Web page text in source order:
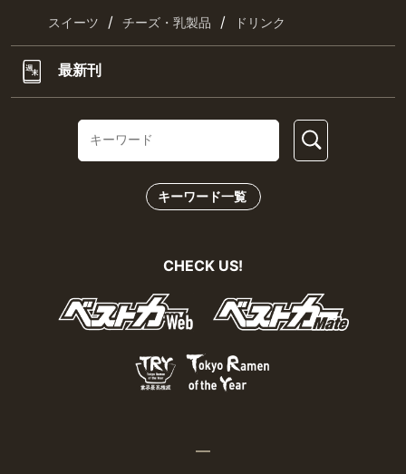
スイーツ / チーズ・乳製品 / ドリンク
最新刊
キーワード一覧
CHECK US!